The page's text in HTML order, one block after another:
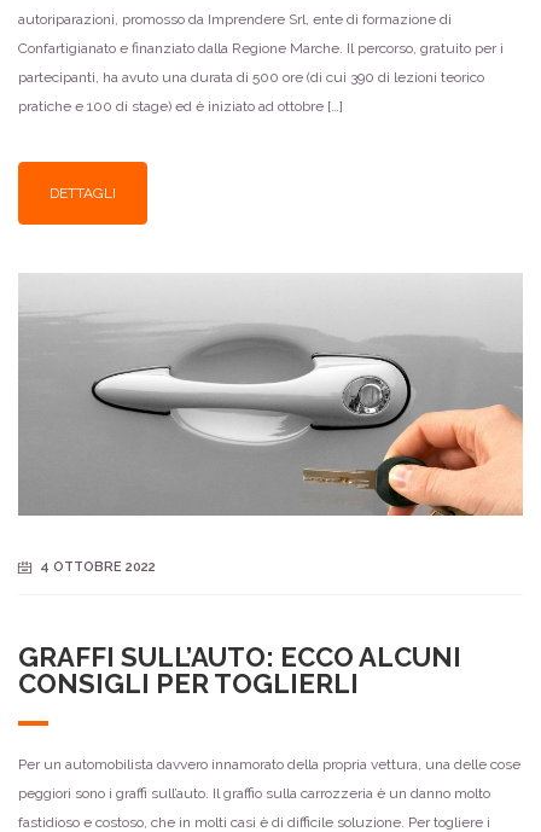
autoriparazioni, promosso da Imprendere Srl, ente di formazione di
Confartigianato e finanziato dalla Regione Marche. Il percorso, gratuito per i
partecipanti, ha avuto una durata di 500 ore (di cui 390 di lezioni teorico
pratiche e 100 di stage) ed è iniziato ad ottobre […]
DETTAGLI
4 OTTOBRE 2022
GRAFFI SULL’AUTO: ECCO ALCUNI
CONSIGLI PER TOGLIERLI
Per un automobilista davvero innamorato della propria vettura, una delle cose
peggiori sono i graffi sull’auto. Il graffio sulla carrozzeria è un danno molto
fastidioso e costoso, che in molti casi è di difficile soluzione. Per togliere i